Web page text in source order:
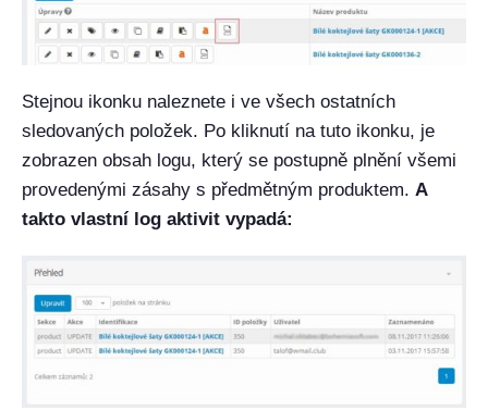
Stejnou ikonku naleznete i ve všech ostatních
sledovaných položek. Po kliknutí na tuto ikonku, je
zobrazen obsah logu, který se postupně plnění všemi
provedenými zásahy s předmětným produktem. A
takto vlastní log aktivit vypadá: